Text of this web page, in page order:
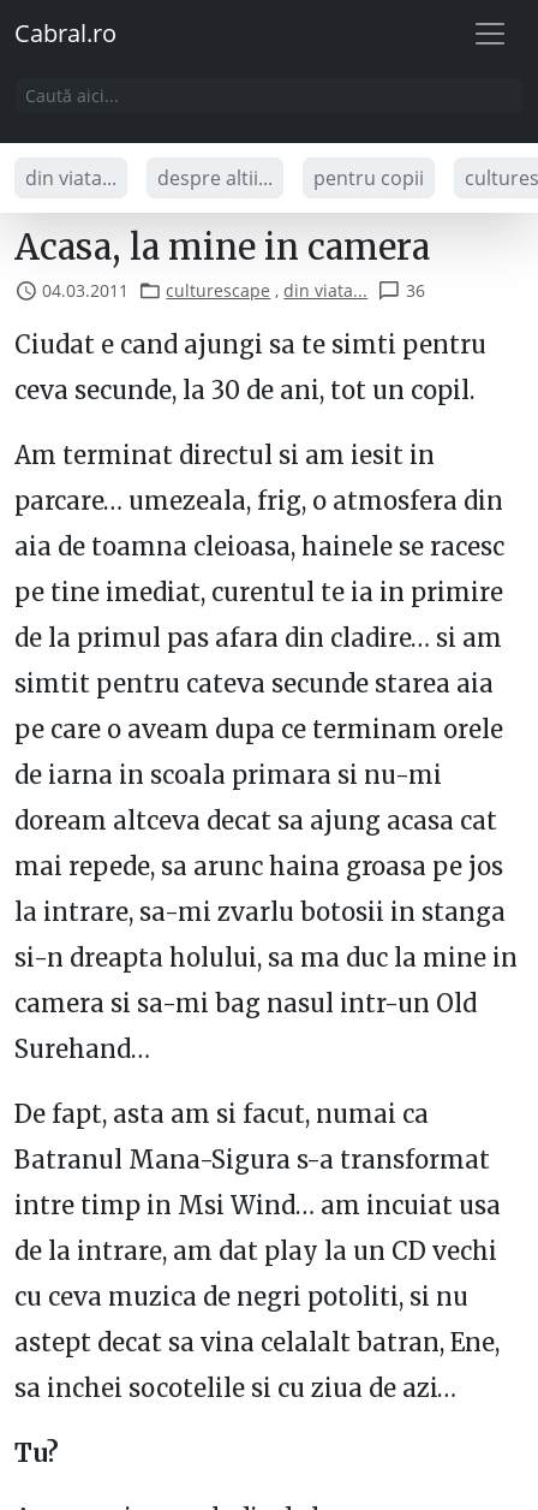
Cabral.ro
din viata... despre altii... pentru copii
Acasa, la mine in camera
04.03.2011 culturescape ,din viata... 36
Ciudat e cand ajungi sa te simti pentru
ceva secunde, la 30 de ani, tot un copil.
Am terminat directul si am iesit in
parcare… umezeala, frig, o atmosfera din
aia de toamna cleioasa, hainele se racesc
pe tine imediat, curentul te ia in primire
de la primul pas afara din cladire… si am
simtit pentru cateva secunde starea aia
pe care o aveam dupa ce terminam orele
de iarna in scoala primara si nu-mi
doream altceva decat sa ajung acasa cat
mai repede, sa arunc haina groasa pe jos
la intrare, sa-mi zvarlu botosii in stanga
si-n dreapta holului, sa ma duc la mine in
camera si sa-mi bag nasul intr-un Old
Surehand…
De fapt, asta am si facut, numai ca
Batranul Mana-Sigura s-a transformat
intre timp in Msi Wind… am incuiat usa
de la intrare, am dat play la un CD vechi
cu ceva muzica de negri potoliti, si nu
astept decat sa vina celalalt batran, Ene,
sa inchei socotelile si cu ziua de azi…
Tu?